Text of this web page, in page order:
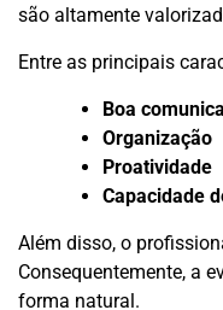
são altamente
Entre as principais
Boa
Organização
Proatividade
Capacidade
Além disso, o
Consequentemente, a
forma natural.